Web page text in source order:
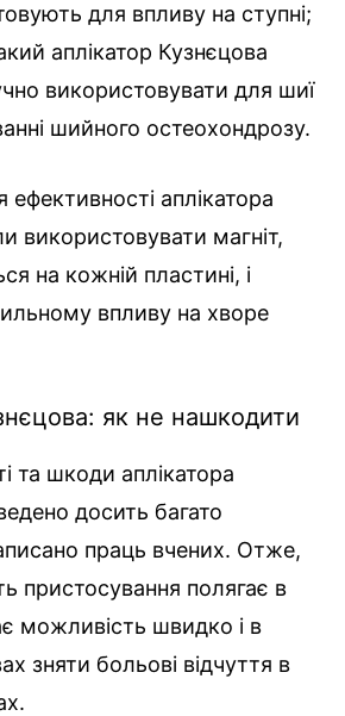
для впливу на ступні;
аплікатор Кузнєцова
використовувати для шиї
шийного остеохондрозу.
аплікатора
використовувати магніт,
на кожній пластині, і
впливу на хворе
як не нашкодити
та шкоди аплікатора
досить багато
праць вчених. Отже,
пристосування полягає в
можливість швидко і в
зняти больові відчуття в